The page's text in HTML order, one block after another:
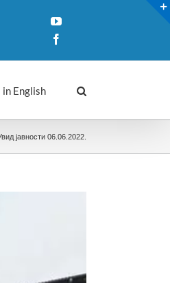
YouTube
in English
јавности 06.06.2022.